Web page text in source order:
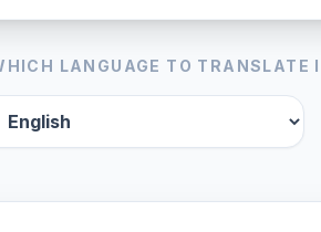
LANGUAGE TO TRANSLATE